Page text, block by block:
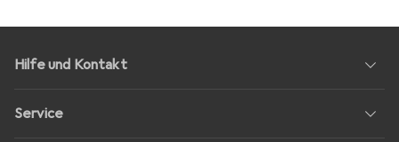
Hilfe und Kontakt
Service